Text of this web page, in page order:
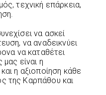
τεχνική επάρκεια,
να ασκεί
να αναδεικνύει
να καταθέτει
είναι η
η αξιοποίηση κάθε
της Καρπάθου και